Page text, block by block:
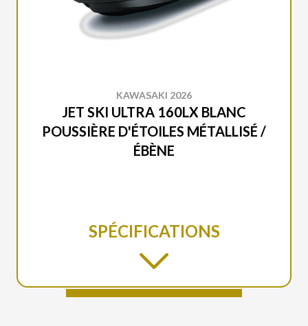
KAWASAKI 2026
JET SKI ULTRA 160LX BLANC
POUSSIÈRE D'ÉTOILES MÉTALLISÉ /
ÉBÈNE
SPÉCIFICATIONS